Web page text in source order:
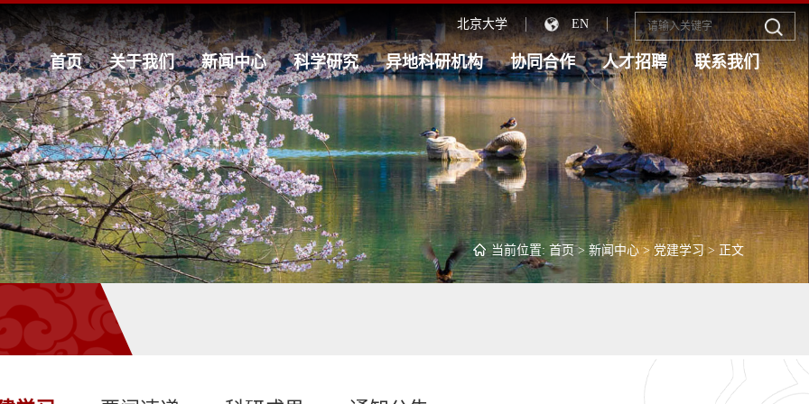
北京大学 EN
首页 关于我们 新闻中心 科学研究 异地科研机构 协同合作 人才招聘 联系我们
当前位置: 首页> 新闻中心>党建学习> 正文